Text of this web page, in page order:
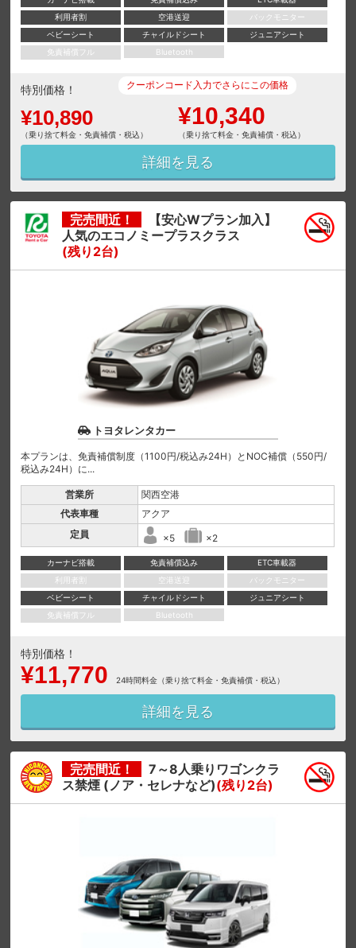
利用者割
空港送迎
バックモニター
ベビーシート
チャイルドシート
ジュニアシート
免責補償フル
Bluetooth
特別価格！
¥10,890
（乗り捨て料金・免責補償・税込）
クーポンコード入力でさらにこの価格
¥10,340
（乗り捨て料金・免責補償・税込）
詳細を見る
完売間近！
【安心Wプラン加入】
人気のエコノミープラスクラス
(残り2台)
トヨタレンタカー
本プランは、免責補償制度（1100円/税込み24H）とNOC補償（550円/
税込み24H）に...
営業所
関西空港
代表車種
アクア
定員
×5 ×2
カーナビ搭載 免責補償込み
ETC車載器
利用者割
空港送迎
バックモニター
ベビーシート
チャイルドシート
ジュニアシート
免責補償フル
Bluetooth
特別価格！
¥11,770 24時間料金（乗り捨て料金・免責補償・税込）
詳細を見る
完売間近！
7～8人乗りワゴンクラ
ス禁煙 (ノア・セレナなど)(残り2台)